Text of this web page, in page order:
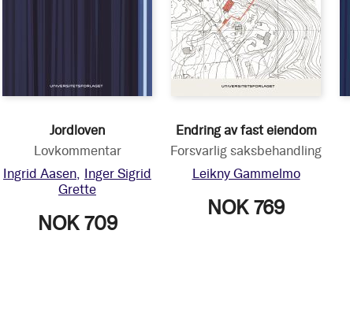
Jordloven
Lovkommentar
Ingrid Aasen Inger Sigrid
Grette
NOK 709
Endring av fast eiendom
Forsvarlig saksbehandling
Leikny Gammelmo
NOK 769